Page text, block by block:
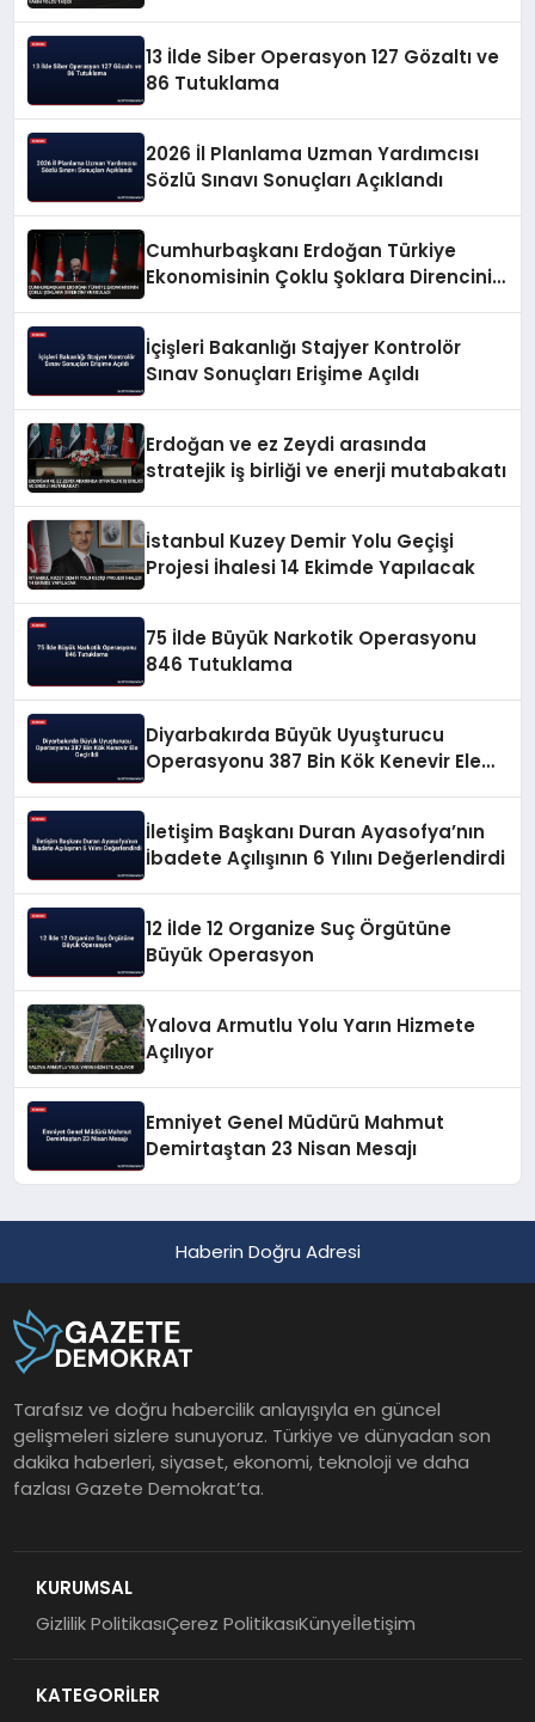
13 İlde Siber Operasyon 127 Gözaltı ve
86 Tutuklama
2026 İl Planlama Uzman Yardımcısı
Sözlü Sınavı Sonuçları Açıklandı
Cumhurbaşkanı Erdoğan Türkiye
Ekonomisinin Çoklu Şoklara Direncini
İçişleri Bakanlığı Stajyer Kontrolör
Sınav Sonuçları Erişime Açıldı
Erdoğan ve ez Zeydi arasında
stratejik iş birliği ve enerji mutabakatı
İstanbul Kuzey Demir Yolu Geçişi
Projesi İhalesi 14 Ekimde Yapılacak
75 İlde Büyük Narkotik Operasyonu
846 Tutuklama
Diyarbakırda Büyük Uyuşturucu
Operasyonu 387 Bin Kök Kenevir Ele
İletişim Başkanı Duran Ayasofya’nın
İbadete Açılışının 6 Yılını Değerlendirdi
12 İlde 12 Organize Suç Örgütüne
Büyük Operasyon
Yalova Armutlu Yolu Yarın Hizmete
Açılıyor
Emniyet Genel Müdürü Mahmut
Demirtaştan 23 Nisan Mesajı
Haberin Doğru Adresi
Tarafsız ve doğru habercilik anlayışıyla en güncel
gelişmeleri sizlere sunuyoruz. Türkiye ve dünyadan son
dakika haberleri, siyaset, ekonomi, teknoloji ve daha
fazlası Gazete Demokrat’ta.
KURUMSAL
Gizlilik PolitikasıÇerez PolitikasıKünyeİletişim
KATEGORİLER